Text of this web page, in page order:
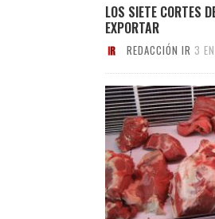
LOS SIETE CORTES
EXPORTAR
REDACCIÓN IR 3